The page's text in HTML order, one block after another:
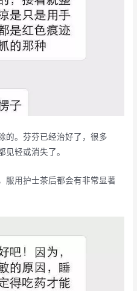
的。芬芬已经治好了，很多
见轻或消失了。
服用护士茶后都会有非常显著